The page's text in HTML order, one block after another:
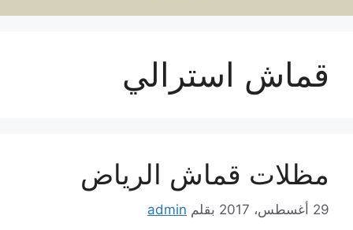
قماش استرالي
مظلات قماش الرياض
29 أغسطس، 2017 بقلم admin